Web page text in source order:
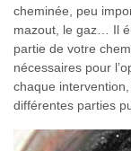
cheminée, peu
mazout, le gaz… Il
partie de votre
nécessaires pour
chaque
différentes parties